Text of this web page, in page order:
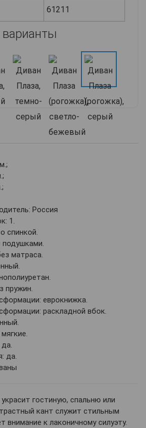
61211
Россия
1.
спинкой.
матраса.
пружин.
еврокнижка.
раскладной вбок.
да.
гостиную, спальню или
кант служит стильным
внимание к лаконичному силуэту.